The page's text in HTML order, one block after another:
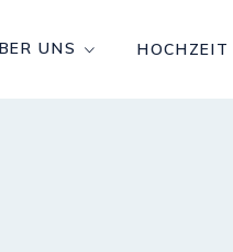
UNS HOCHZEIT